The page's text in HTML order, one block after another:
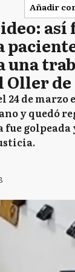
Añadir
así
una
Oller
24 de marzo
y quedó
golpeada